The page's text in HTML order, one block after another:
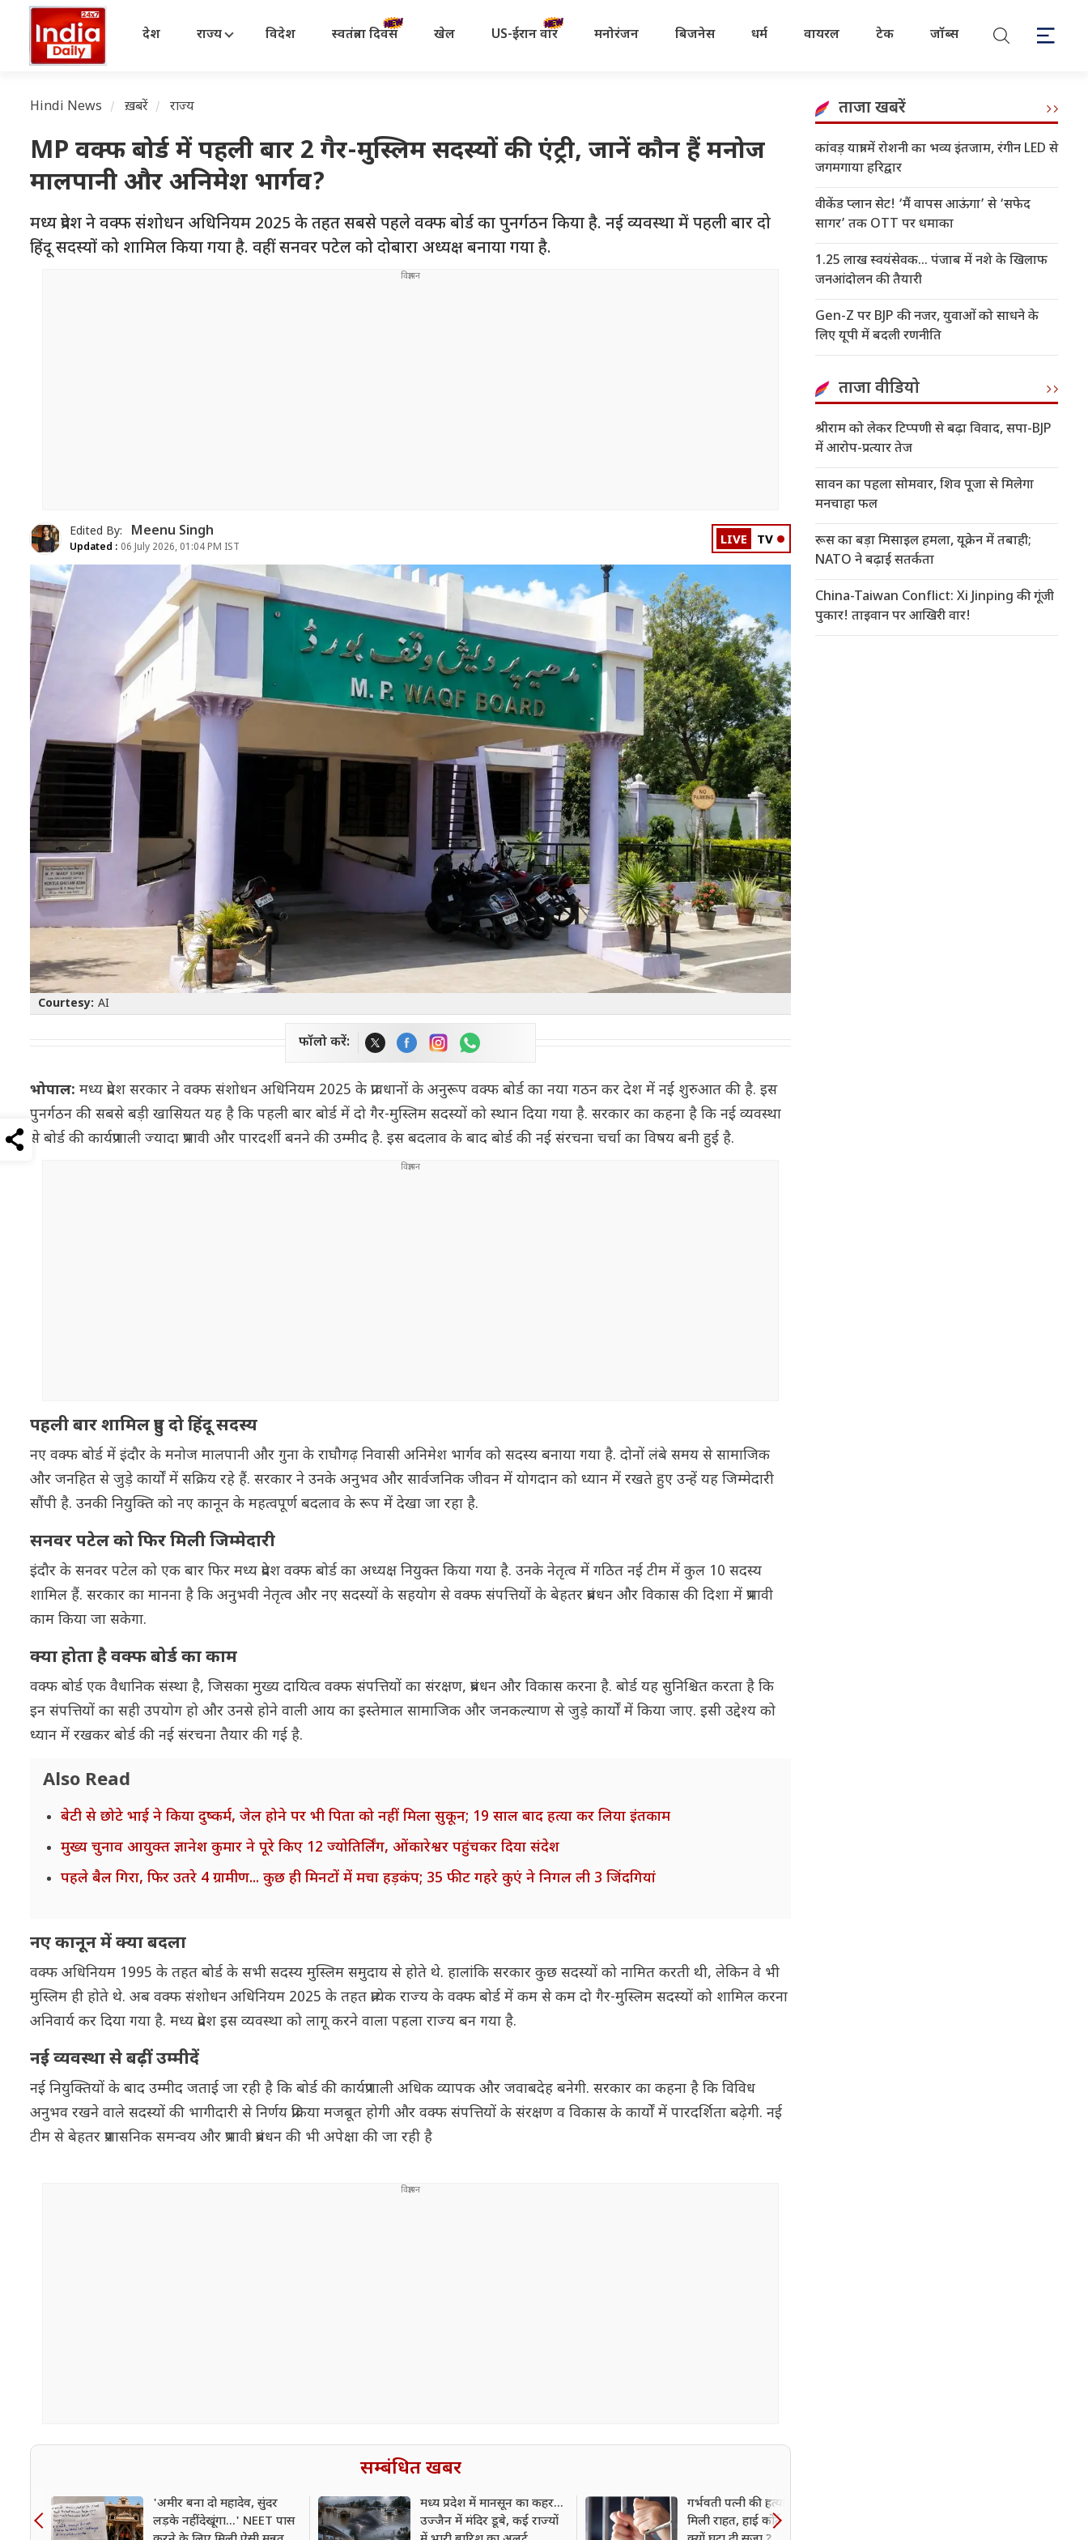
देश राज्य विदेश स्वतंत्रता दिवस खेल US-ईरान वॉर मनोरंजन बिजनेस धर्म वायरल टेक जॉब्स
Hindi News ख़बरें राज्य
MP वक्फ बोर्ड में पहली बार 2 गैर-मुस्लिम सदस्यों की एंट्री, जानें कौन हैं मनोज
मालपानी और अनिमेश भार्गव?
मध्य प्रदेश ने वक्फ संशोधन अधिनियम 2025 के तहत सबसे पहले वक्फ बोर्ड का पुनर्गठन किया है. नई व्यवस्था में पहली बार दो
हिंदू सदस्यों को शामिल किया गया है. वहीं सनवर पटेल को दोबारा अध्यक्ष बनाया गया है.
Edited By: Meenu Singh
Updated : 06 July 2026, 01:04 PM IST LIVE TV
Courtesy: AI
फॉलो करें:
भोपाल: मध्य प्रदेश सरकार ने वक्फ संशोधन अधिनियम 2025 के प्रावधानों के अनुरूप वक्फ बोर्ड का नया गठन कर देश में नई शुरुआत की है. इस
पुनर्गठन की सबसे बड़ी खासियत यह है कि पहली बार बोर्ड में दो गैर-मुस्लिम सदस्यों को स्थान दिया गया है. सरकार का कहना है कि नई व्यवस्था
से बोर्ड की कार्यप्रणाली ज्यादा प्रभावी और पारदर्शी बनने की उम्मीद है. इस बदलाव के बाद बोर्ड की नई संरचना चर्चा का विषय बनी हुई है.
पहली बार शामिल हुए दो हिंदू सदस्य
नए वक्फ बोर्ड में इंदौर के मनोज मालपानी और गुना के राघौगढ़ निवासी अनिमेश भार्गव को सदस्य बनाया गया है. दोनों लंबे समय से सामाजिक
और जनहित से जुड़े कार्यों में सक्रिय रहे हैं. सरकार ने उनके अनुभव और सार्वजनिक जीवन में योगदान को ध्यान में रखते हुए उन्हें यह जिम्मेदारी
सौंपी है. उनकी नियुक्ति को नए कानून के महत्वपूर्ण बदलाव के रूप में देखा जा रहा है.
सनवर पटेल को फिर मिली जिम्मेदारी
इंदौर के सनवर पटेल को एक बार फिर मध्य प्रदेश वक्फ बोर्ड का अध्यक्ष नियुक्त किया गया है. उनके नेतृत्व में गठित नई टीम में कुल 10 सदस्य
शामिल हैं. सरकार का मानना है कि अनुभवी नेतृत्व और नए सदस्यों के सहयोग से वक्फ संपत्तियों के बेहतर प्रबंधन और विकास की दिशा में प्रभावी
काम किया जा सकेगा.
क्या होता है वक्फ बोर्ड का काम
वक्फ बोर्ड एक वैधानिक संस्था है, जिसका मुख्य दायित्व वक्फ संपत्तियों का संरक्षण, प्रबंधन और विकास करना है. बोर्ड यह सुनिश्चित करता है कि
इन संपत्तियों का सही उपयोग हो और उनसे होने वाली आय का इस्तेमाल सामाजिक और जनकल्याण से जुड़े कार्यों में किया जाए. इसी उद्देश्य को
ध्यान में रखकर बोर्ड की नई संरचना तैयार की गई है.
Also Read
बेटी से छोटे भाई ने किया दुष्कर्म, जेल होने पर भी पिता को नहीं मिला सुकून; 19 साल बाद हत्या कर लिया इंतकाम
मुख्य चुनाव आयुक्त ज्ञानेश कुमार ने पूरे किए 12 ज्योतिर्लिंग, ओंकारेश्वर पहुंचकर दिया संदेश
पहले बैल गिरा, फिर उतरे 4 ग्रामीण... कुछ ही मिनटों में मचा हड़कंप; 35 फीट गहरे कुएं ने निगल ली 3 जिंदगियां
नए कानून में क्या बदला
वक्फ अधिनियम 1995 के तहत बोर्ड के सभी सदस्य मुस्लिम समुदाय से होते थे. हालांकि सरकार कुछ सदस्यों को नामित करती थी, लेकिन वे भी
मुस्लिम ही होते थे. अब वक्फ संशोधन अधिनियम 2025 के तहत प्रत्येक राज्य के वक्फ बोर्ड में कम से कम दो गैर-मुस्लिम सदस्यों को शामिल करना
अनिवार्य कर दिया गया है. मध्य प्रदेश इस व्यवस्था को लागू करने वाला पहला राज्य बन गया है.
नई व्यवस्था से बढ़ीं उम्मीदें
नई नियुक्तियों के बाद उम्मीद जताई जा रही है कि बोर्ड की कार्यप्रणाली अधिक व्यापक और जवाबदेह बनेगी. सरकार का कहना है कि विविध
अनुभव रखने वाले सदस्यों की भागीदारी से निर्णय प्रक्रिया मजबूत होगी और वक्फ संपत्तियों के संरक्षण व विकास के कार्यों में पारदर्शिता बढ़ेगी. नई
टीम से बेहतर प्रशासनिक समन्वय और प्रभावी प्रबंधन की भी अपेक्षा की जा रही है
सम्बंधित खबर
'अमीर बना दो महादेव, सुंदर
लड़के नहीं देखूंगा...' NEET पास
मध्य प्रदेश में मानसून का कहर...
उज्जैन में मंदिर डूबे, कई राज्यों
गर्भवती पत्नी की हत्या के बाद भी
मिली राहत, हाई कोर्ट ने आखिर
ताजा खबरें
कांवड़ यात्रा में रोशनी का भव्य इंतजाम, रंगीन LED से
जगमगाया हरिद्वार
वीकेंड प्लान सेट! ‘मैं वापस आऊंगा’ से ‘सफेद
सागर’ तक OTT पर धमाका
1.25 लाख स्वयंसेवक... पंजाब में नशे के खिलाफ
जनआंदोलन की तैयारी
Gen-Z पर BJP की नजर, युवाओं को साधने के
लिए यूपी में बदली रणनीति
ताजा वीडियो
श्रीराम को लेकर टिप्पणी से बढ़ा विवाद, सपा-BJP
में आरोप-प्रत्यार तेज
सावन का पहला सोमवार, शिव पूजा से मिलेगा
मनचाहा फल
रूस का बड़ा मिसाइल हमला, यूक्रेन में तबाही;
NATO ने बढ़ाई सतर्कता
China-Taiwan Conflict: Xi Jinping की गूंजी
पुकार! ताइवान पर आखिरी वार!